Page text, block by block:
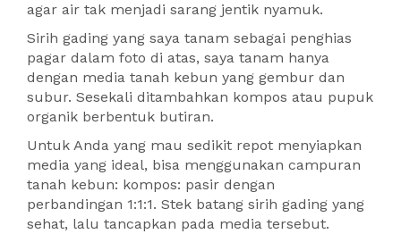
agar air tak menjadi sarang jentik nyamuk.
Sirih gading yang saya tanam sebagai penghias
pagar dalam foto di atas, saya tanam hanya
dengan media tanah kebun yang gembur dan
subur. Sesekali ditambahkan kompos atau pupuk
organik berbentuk butiran.
Untuk Anda yang mau sedikit repot menyiapkan
media yang ideal, bisa menggunakan campuran
tanah kebun: kompos: pasir dengan
perbandingan 1:1:1. Stek batang sirih gading yang
sehat, lalu tancapkan pada media tersebut.